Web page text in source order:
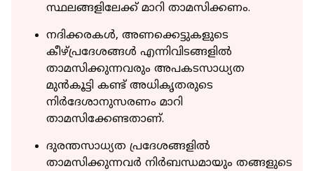
സ്ഥലങ്ങളിലേക്ക് മാറി താമസിക്കണം.
നദിക്കരകള്‍, അണക്കെട്ടുകളുടെ
കീഴ്പ്രദേശങ്ങള്‍ എന്നിവിടങ്ങളില്‍
താമസിക്കുന്നവരും അപകടസാധ്യത
മുന്‍കൂട്ടി കണ്ട് അധികൃതരുടെ
നിര്‍ദേശാനുസരണം മാറി
താമസിക്കേണ്ടതാണ്.
ദുരന്തസാധ്യത പ്രദേശങ്ങളില്‍
താമസിക്കുന്നവര്‍ നിര്‍ബന്ധമായും തങ്ങളുടെ